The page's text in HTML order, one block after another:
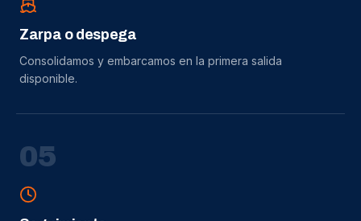
Zarpa o despega
Consolidamos y embarcamos en la primera salida
disponible.
05